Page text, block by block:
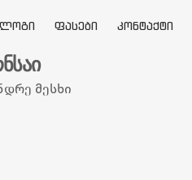
ᲤᲐᲡᲔᲑᲘ ᲙᲝᲜᲢᲐᲥᲢᲘ
მესხი